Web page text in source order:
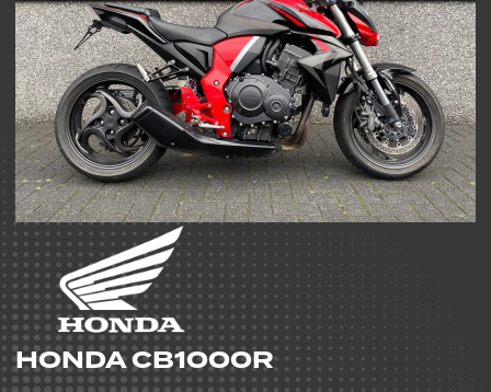
HONDA CB1000R